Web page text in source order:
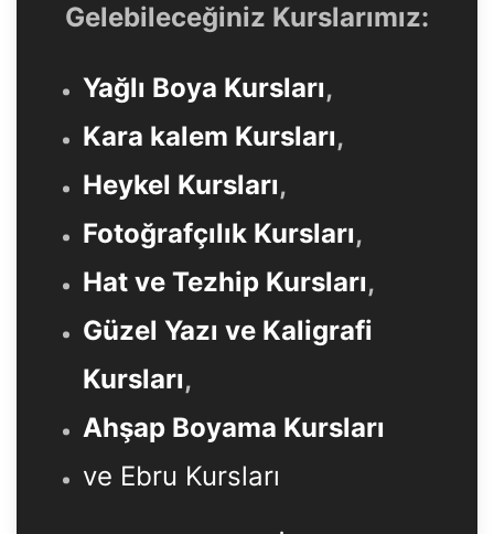
Gelebileceğiniz Kurslarımız:
Yağlı Boya Kursları,
Kara kalem Kursları,
Heykel Kursları,
Fotoğrafçılık Kursları,
Hat ve Tezhip Kursları,
Güzel Yazı ve Kaligrafi
Kursları,
Ahşap Boyama Kursları
ve Ebru Kursları